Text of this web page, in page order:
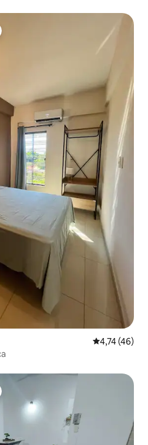
4,74 de uma
4,74 (46)